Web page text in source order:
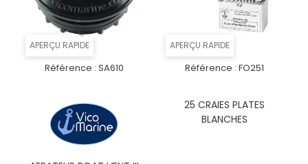
APERÇU RAPIDE
Référence : SA610
APERÇU RAPIDE
Référence : FO251
25 CRAIES PLATES
BLANCHES